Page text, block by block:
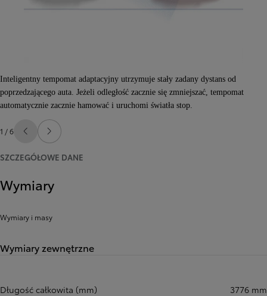
Inteligentny tempomat adaptacyjny utrzymuje stały zadany dystans od
poprzedzającego auta. Jeżeli odległość zacznie się zmniejszać, tempomat
automatycznie zacznie hamować i uruchomi światła stop.
1 / 6 PoprzedniNastępny
SZCZEGÓŁOWE DANE
Wymiary
Wymiary i masy
Wymiary zewnętrzne
Długość całkowita (mm) 3776 mm